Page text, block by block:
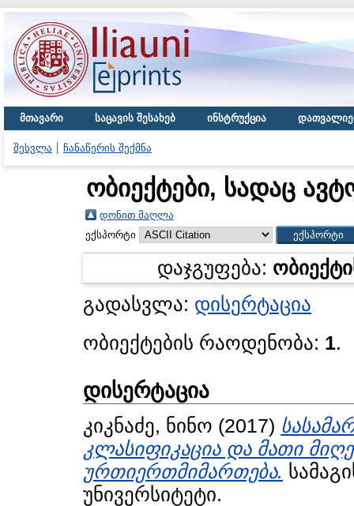
მთავარი საცავის შესახებ ინსტრუქცია
შესვლა ჩანაწერის შექმნა
ობიექტები, სადაც
დონით მაღლა
ექსპორტი
დაჯგუფება:
გადასვლა: დისერტაცია
ობიექტების რაოდენობა: 1.
დისერტაცია
კიკნაძე, ნინო (2017)
კლასიფიკაცია და მათი
ურთიერთმიმართება.
უნივერსიტეტი.